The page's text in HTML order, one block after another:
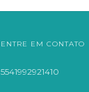
ENTRE EM CONTATO
5541992921410